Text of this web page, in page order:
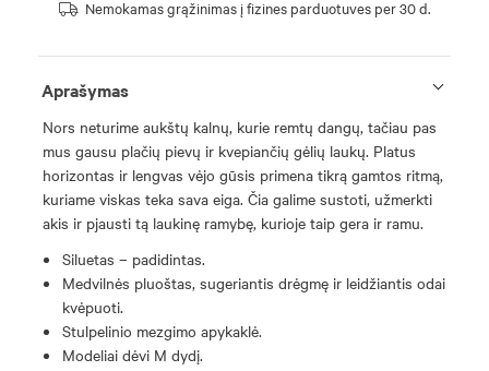
Nemokamas grąžinimas į fizines parduotuves per 30 d.
Aprašymas
Nors neturime aukštų kalnų, kurie remtų dangų, tačiau pas
mus gausu plačių pievų ir kvepiančių gėlių laukų. Platus
horizontas ir lengvas vėjo gūsis primena tikrą gamtos ritmą,
kuriame viskas teka sava eiga. Čia galime sustoti, užmerkti
akis ir pjausti tą laukinę ramybę, kurioje taip gera ir ramu.
Siluetas – padidintas.
Medvilnės pluoštas, sugeriantis drėgmę ir leidžiantis odai
kvėpuoti.
Stulpelinio mezgimo apykaklė.
Modeliai dėvi M dydį.